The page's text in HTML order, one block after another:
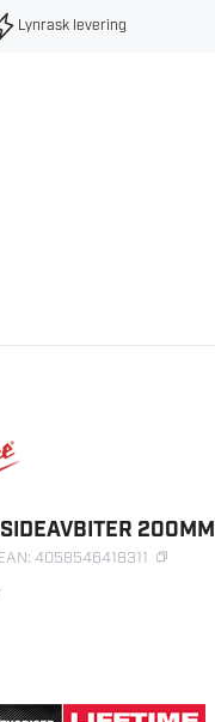
Lynrask levering
200MM
4058546418311